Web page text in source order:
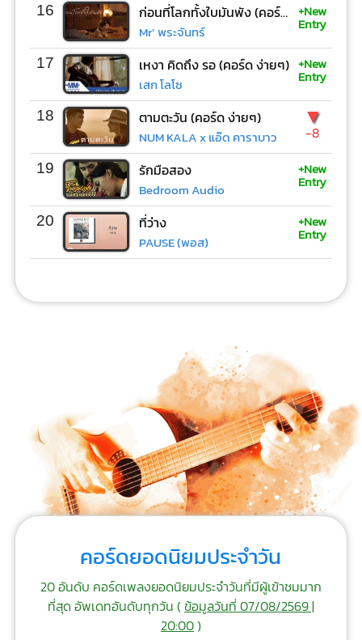
16 ก่อนที่โลกทั้งใบมันพัง (คอร์ด ง่ายๆ)
Mr’ พระจันทร์
+New
Entry
17 เหงา คิดถึง รอ (คอร์ด ง่ายๆ)
เสก โลโซ
+New
Entry
18 ตามตะวัน (คอร์ด ง่ายๆ)
NUM KALA x แอ๊ด คาราบาว
▼
-8
19 รักมือสอง
Bedroom Audio
+New
Entry
20 ที่ว่าง
PAUSE (พอส)
+New
Entry
คอร์ดยอดนิยมประจำวัน
20 อันดับ คอร์ดเพลงยอดนิยมประจำวันที่มีผู้เข้าชมมาก
ที่สุด อัพเดทอันดับทุกวัน (ข้อมูลวันที่ 07/08/2569 |
20:00)